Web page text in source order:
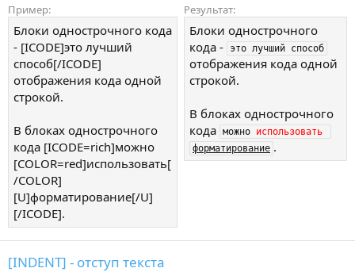
Пример:
Блоки однострочного кода
- [ICODE]это лучший
способ[/ICODE]
отображения кода одной
строкой.
В блоках однострочного
кода [ICODE=rich]можно
[COLOR=red]использовать[
/COLOR]
[U]форматирование[/U]
[/ICODE].
Результат:
Блоки однострочного
кода -
это лучший способ
отображения кода одной
строкой.
В блоках однострочного
кода можно использовать
форматирование .
[INDENT] - отступ текста